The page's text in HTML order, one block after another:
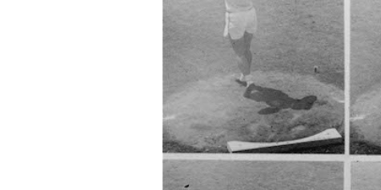
Mondiali calcio 2026